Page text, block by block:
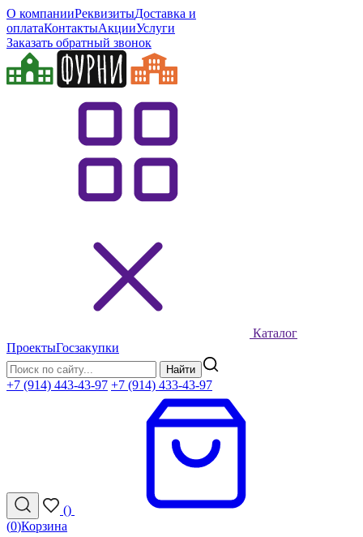
О компанииРеквизитыДоставка и
оплатаКонтактыАкцииУслуги
Заказать обратный звонок
Каталог
ПроектыГосзакупки
Найти
+7 (914) 443-43-97 +7 (914) 433-43-97
()
(0)Корзина